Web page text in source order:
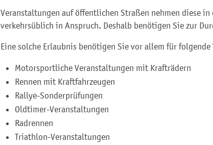
Veranstaltungen auf öffentlichen Straßen nehmen diese in
verkehrsüblich in Anspruch. Deshalb benötigen Sie zur
Eine solche Erlaubnis benötigen Sie vor allem für folgende
Motorsportliche Veranstaltungen mit Krafträdern
Rennen mit Kraftfahrzeugen
Rallye-Sonderprüfungen
Oldtimer-Veranstaltungen
Radrennen
Triathlon-Veranstaltungen